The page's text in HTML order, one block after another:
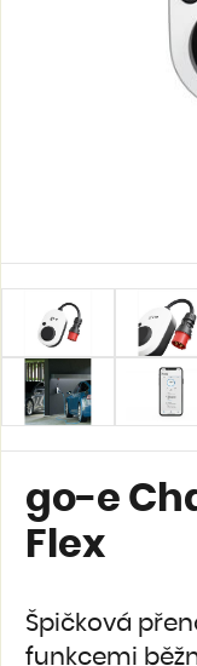
go-e
Flex
Špičková
funkcemi